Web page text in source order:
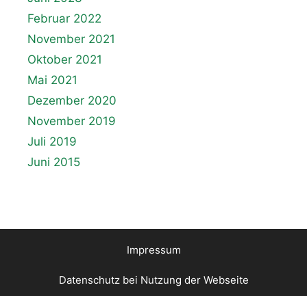
Februar 2022
November 2021
Oktober 2021
Mai 2021
Dezember 2020
November 2019
Juli 2019
Juni 2015
Impressum
Datenschutz bei Nutzung der Webseite